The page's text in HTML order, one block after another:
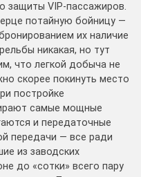
защиты VIP-пассажиров.
потайную бойницу —
их наличие
никакая, но тут
что легкой добыча не
скорее покинуть место
постройке
самые мощные
и передаточные
передачи — все ради
из заводских
до «сотки» всего пару